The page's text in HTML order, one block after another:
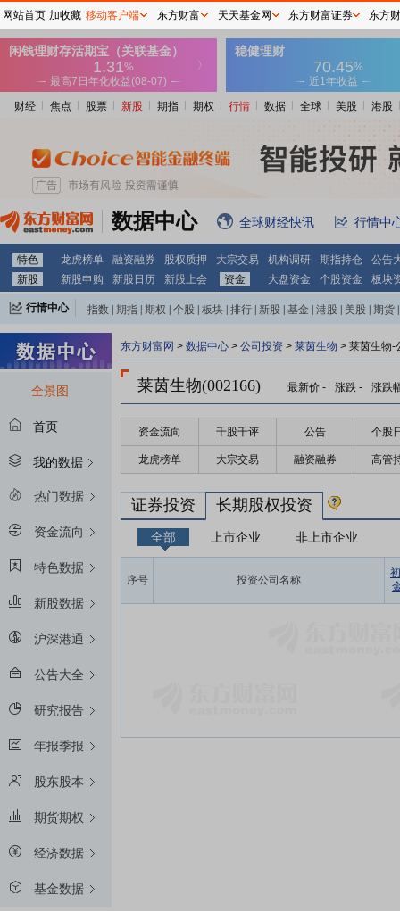
财经 焦点 股票 新股 期指 期权 行情 数据 全球 美股 港股
数据中心 全球财经快讯 行情中
特色 龙虎榜单 融资融券 股权质押 大宗交易 机构调研 期指持仓
公告
新股
新股申购 新股日历 新股上会 资金 大盘资金 个股资金 板块
行情中心 指数 期指 期权 个股 板块 排行 新股 基金 港股 美股 期货
全景图
首页
我的数据
热门数据
资金流向
特色数据
新股数据
沪深港通
公告大全
研究报告
年报季报
股东股本
期货期权
经济数据
基金数据
东方财富网 > 数据中心 > 公司投资 > 莱茵生物 > 莱茵生物-
莱茵生物(002166) 最新价 - 涨跌 - 涨跌
资金流向 千股千评 公告 个股
龙虎榜单 大宗交易 融资融券 高管
证券投资 长期股权投资
全部 上市企业 非上市企业
序号 投资公司名称
网站首页 加收藏 移动客户端 东方财富 天天基金网 东方财富证券 东方